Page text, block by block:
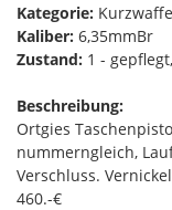
Kategorie:
Kaliber: 6,35mmBr
Zustand: 1 -
Beschreibung:
Ortgies
nummerngleich,
Verschluss.
460.-€